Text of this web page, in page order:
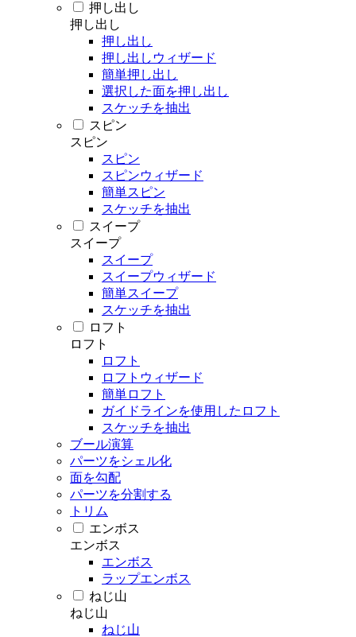
押し出し
押し出し
押し出し
押し出しウィザード
簡単押し出し
選択した面を押し出し
スケッチを抽出
スピン
スピン
スピン
スピンウィザード
簡単スピン
スケッチを抽出
スイープ
スイープ
スイープ
スイープウィザード
簡単スイープ
スケッチを抽出
ロフト
ロフト
ロフト
ロフトウィザード
簡単ロフト
ガイドラインを使用したロフト
スケッチを抽出
ブール演算
パーツをシェル化
面を勾配
パーツを分割する
トリム
エンボス
エンボス
エンボス
ラップエンボス
ねじ山
ねじ山
ねじ山